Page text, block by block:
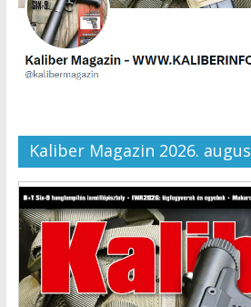
Kaliber Magazin 2026.